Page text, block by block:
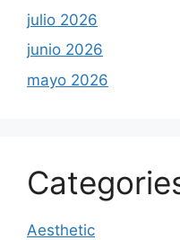
julio 2026
junio 2026
mayo 2026
Aesthetic